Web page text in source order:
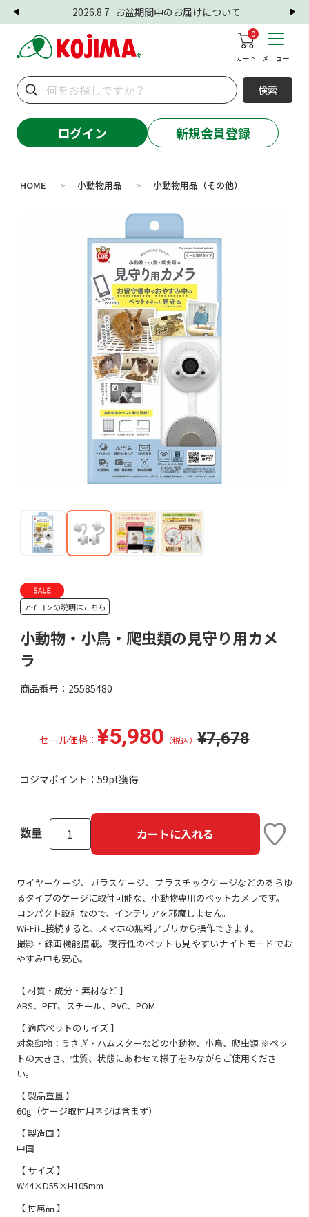
2026.8.7 お盆期間中のお届けについて
0
カート メニュー
検索
ログイン 新規会員登録
HOME > 小動物用品 > 小動物用品（その他）
アイコンの説明はこちら
小動物・小鳥・爬虫類の見守り用カメ
ラ
商品番号：25585480
セール価格： ¥5,980 （税込）¥7,678
コジマポイント： 59pt獲得
数量 カートに入れる
ワイヤーケージ、ガラスケージ、プラスチックケージなどのあらゆ
るタイプのケージに取付可能な、小動物専用のペットカメラです。
コンパクト設計なので、インテリアを邪魔しません。
Wi-Fiに接続すると、スマホの無料アプリから操作できます。
撮影・録画機能搭載。夜行性のペットも見やすいナイトモードでお
やすみ中も安心。
【 材質・成分・素材など 】
ABS、PET、スチール、PVC、POM
【 適応ペットのサイズ 】
対象動物：うさぎ・ハムスターなどの小動物、小鳥、爬虫類 ※ペッ
トの大きさ、性質、状態にあわせて様子をみながらご使用くださ
い。
【 製品重量 】
60g（ケージ取付用ネジは含まず）
【 製造国 】
中国
【 サイズ 】
W44×D55×H105mm
【 付属品 】